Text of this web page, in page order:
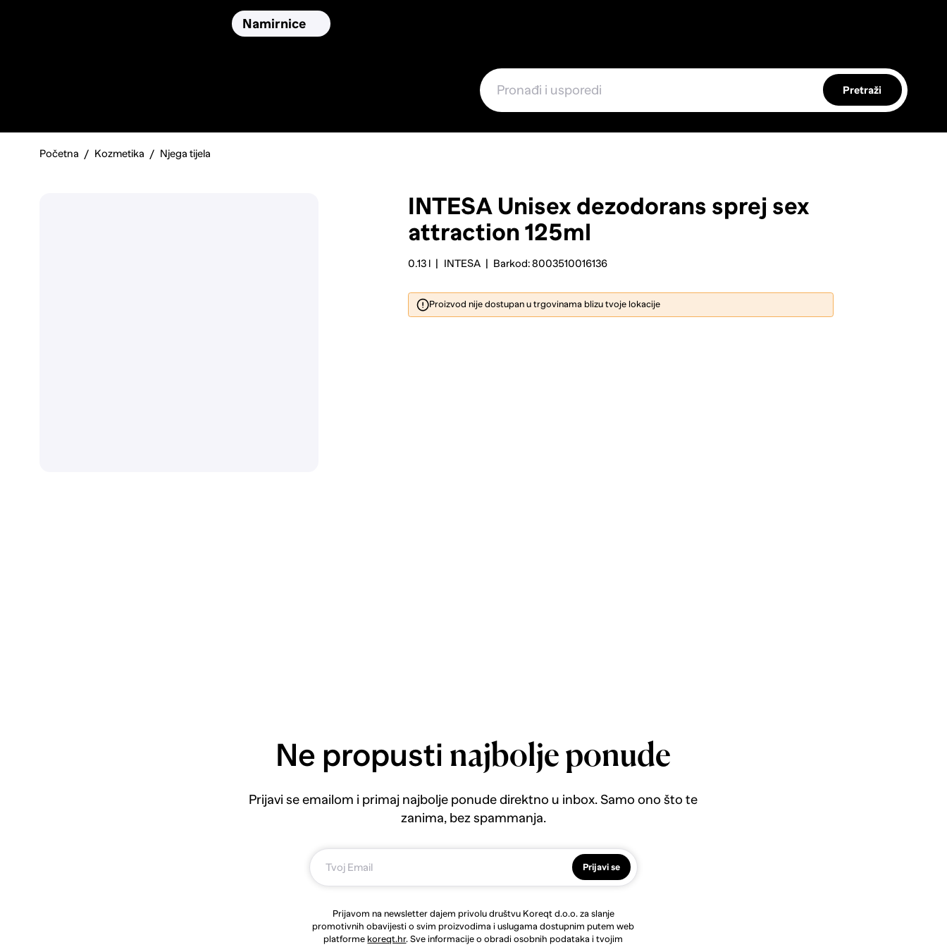
Namirnice
Pretraži
Početna Kozmetika Njega tijela
INTESA Unisex dezodorans sprej sex
attraction 125ml
0.13 l INTESA Barkod: 8003510016136
Proizvod nije dostupan u trgovinama blizu tvoje lokacije
Ne propusti najbolje ponude
Prijavi se emailom i primaj najbolje ponude direktno u inbox. Samo ono što te
zanima, bez spammanja.
Prijavi se
Prijavom na newsletter dajem privolu društvu Koreqt d.o.o. za slanje
promotivnih obavijesti o svim proizvodima i uslugama dostupnim putem web
platforme koreqt.hr. Sve informacije o obradi osobnih podataka i tvojim